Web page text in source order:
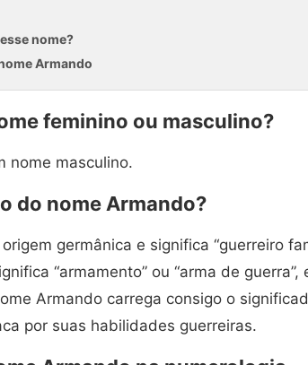
nome?
Armando
feminino ou masculino?
nome masculino.
do nome Armando?
germânica e significa “guerreiro
“armamento” ou “arma de guerra”,
Armando carrega consigo o
por suas habilidades guerreiras.